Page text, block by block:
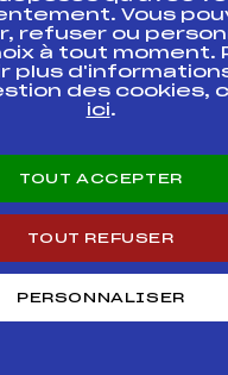
EUROPE JUNIORS
BIATHLON
IBU CUP BIATHLON
JUNIOR
IBU CUP BIATHLON
LE MARATHON DU
GRAND BEC (21km)
Vous
refuser ou
à tout moment.
plus
des cookies,
ici.
TOUT ACCEPTER
TOUT REFUSER
PERSONNALISER